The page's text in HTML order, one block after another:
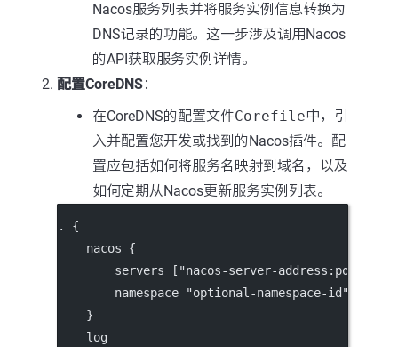
Nacos服务列表并将服务实例信息转换为
DNS记录的功能。这一步涉及调用Nacos
的API获取服务实例详情。
配置CoreDNS：
在CoreDNS的配置文件Corefile中，引
入并配置您开发或找到的Nacos插件。配
置应包括如何将服务名映射到域名，以及
如何定期从Nacos更新服务实例列表。
. {
    nacos {
        servers ["nacos-server-address:port"]
        namespace "optional-namespace-id"
    }
    log